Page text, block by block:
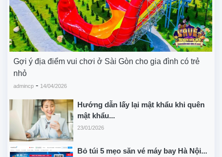
Gợi ý địa điểm vui chơi ở Sài Gòn cho gia đình có trẻ
nhỏ
admincp - 14/04/2026
Hướng dẫn lấy lại mật khẩu khi quên
mật khẩu...
23/01/2026
Bỏ túi 5 mẹo săn vé máy bay Hà Nội...